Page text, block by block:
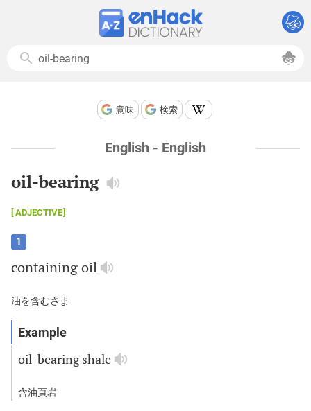
意味 検索
English - English
oil-bearing
ADJECTIVE
1
containingoil
油を含むさま
oil-bearing shale
含油頁岩